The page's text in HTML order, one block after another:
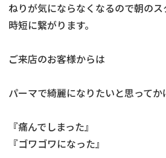
ねりが気にならなくなるので朝の
時短に繋がります。
ご来店のお客様からは
パーマで綺麗になりたいと思ってか
『痛んでしまった』
『ゴワゴワになった』